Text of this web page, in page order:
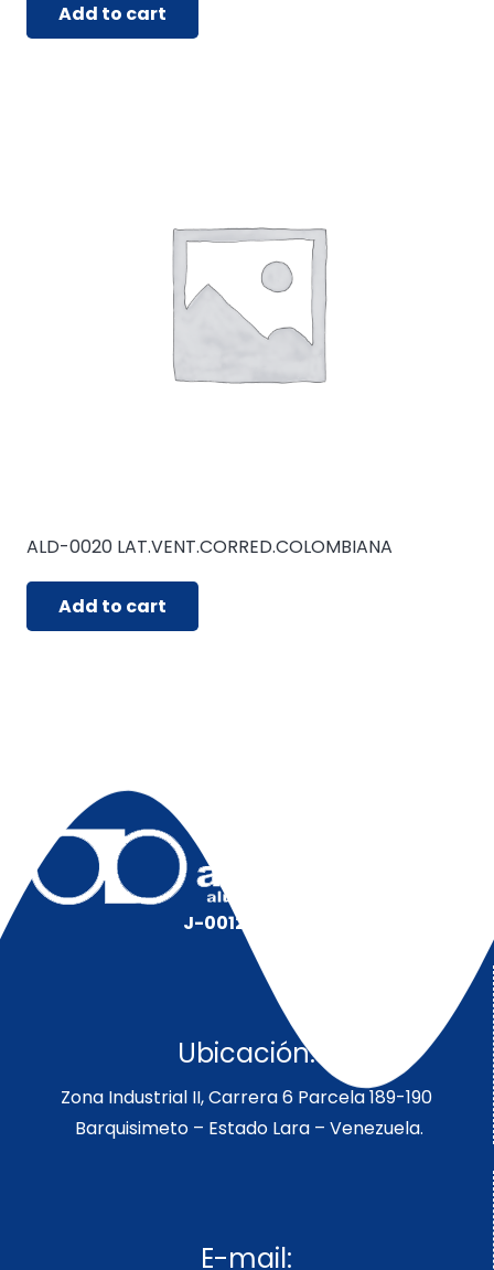
Add to cart
ALD-0020 LAT.VENT.CORRED.COLOMBIANA
Add to cart
J-00128491-5
Ubicación:
Zona Industrial II, Carrera 6 Parcela 189-190
Barquisimeto – Estado Lara – Venezuela.
E-mail: